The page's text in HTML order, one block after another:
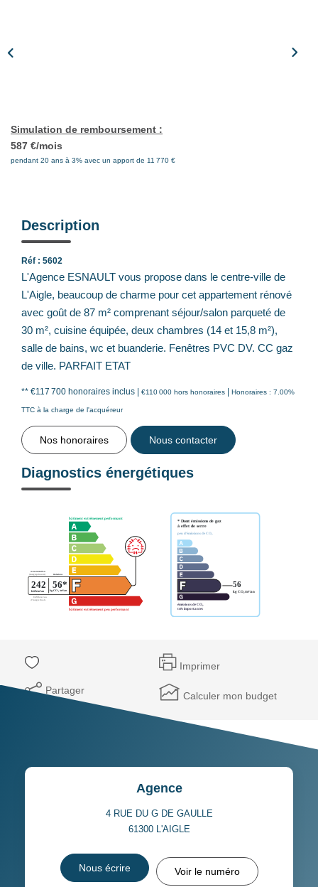
Simulation de remboursement :
587 €/mois
pendant 20 ans à 3% avec un apport de 11 770 €
Description
Réf : 5602
L'Agence ESNAULT vous propose dans le centre-ville de
L'Aigle, beaucoup de charme pour cet appartement rénové
avec goût de 87 m² comprenant séjour/salon parqueté de
30 m², cuisine équipée, deux chambres (14 et 15,8 m²),
salle de bains, wc et buanderie. Fenêtres PVC DV. CC gaz
de ville. PARFAIT ETAT
** €117 700 honoraires inclus | €110 000 hors honoraires | Honoraires : 7.00%
TTC à la charge de l'acquéreur
Nos honoraires Nous contacter
Diagnostics énergétiques
Imprimer
Partager Calculer mon budget
Agence
4 RUE DU G DE GAULLE
61300 L'AIGLE
Nous écrire Voir le numéro